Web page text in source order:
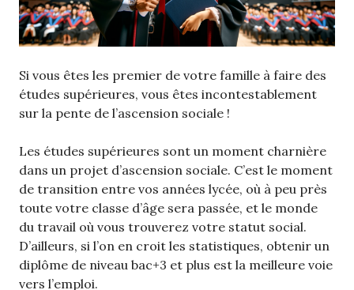
Si vous êtes les premier de votre famille à faire des
études supérieures, vous êtes incontestablement
sur la pente de l’ascension sociale !
Les études supérieures sont un moment charnière
dans un projet d’ascension sociale. C’est le moment
de transition entre vos années lycée, où à peu près
toute votre classe d’âge sera passée, et le monde
du travail où vous trouverez votre statut social.
D’ailleurs, si l’on en croit les statistiques, obtenir un
diplôme de niveau bac+3 et plus est la meilleure voie
vers l’emploi.